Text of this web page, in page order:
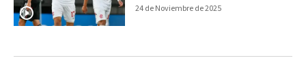
24 de Noviembre de 2025